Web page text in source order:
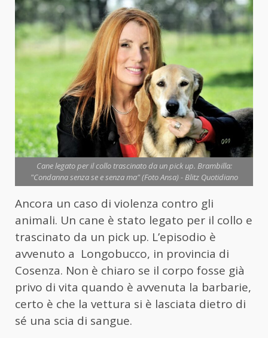
Cane legato per il collo trascinato da un pick up. Brambilla:
"Condanna senza se e senza ma" (Foto Ansa) - Blitz Quotidiano
Ancora un caso di violenza contro gli
animali. Un cane è stato legato per il collo e
trascinato da un pick up. L’episodio è
avvenuto a Longobucco, in provincia di
Cosenza. Non è chiaro se il corpo fosse già
privo di vita quando è avvenuta la barbarie,
certo è che la vettura si è lasciata dietro di
sé una scia di sangue.